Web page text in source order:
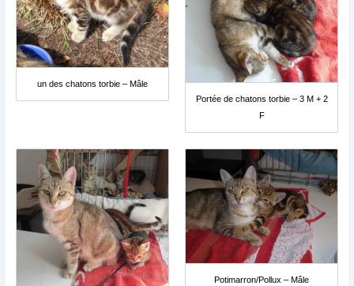
un des chatons torbie – Mâle
Portée de chatons torbie – 3 M + 2
F
Potimarron/Pollux – Mâle